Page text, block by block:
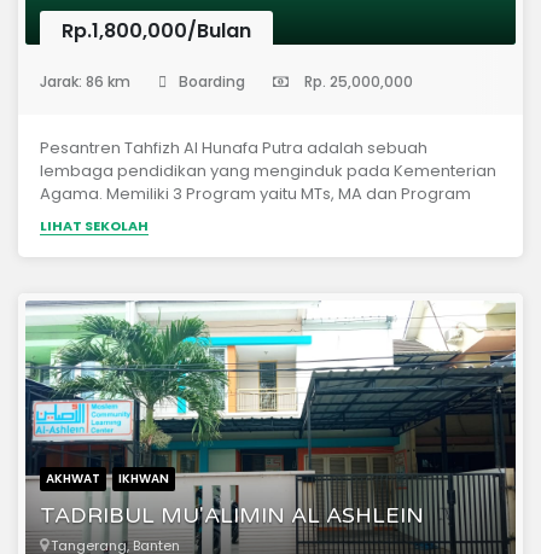
Rp.1,800,000/Bulan
Jarak: 86 km Boarding Rp. 25,000,000
Pesantren Tahfizh Al Hunafa Putra adalah sebuah
lembaga pendidikan yang menginduk pada Kementerian
Agama. Memiliki 3 Program yaitu MTs, MA dan Program
Tahfizh Intensif 1 atau 2 Tahun. untuk lokasi pesantren
tahfizh putra yaitu di Setu Bekasi. dan Pesantren Tahfizh Al
Hunafa juga membuka program beasiswa bagi yang
LIHAT SEKOLAH
AKHWAT IKHWAN
TADRIBUL MU'ALIMIN AL ASHLEIN
Tangerang, Banten